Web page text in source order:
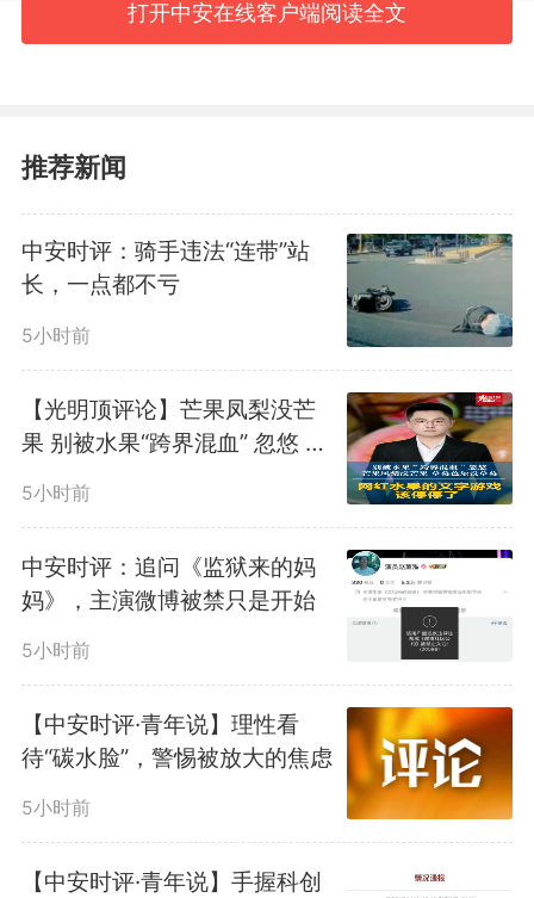
一位资历深厚的医生，本应是
诊疗台上的“定海神针”，却在与患
者面对面的关键时刻，被手机里的
声音“牵走了神”。这绝非偶然的医
疗差错，更像是一个时代隐喻：当
手机从便捷工具异化为“精神依
赖”，我们该如何守住专注的底
线？
手机的“越界”早已不是新鲜
事。有研究显示，即便在手术室这
打开中安在线客户端阅读全文
推荐新闻
中安时评：骑手违法“连带”站
长，一点都不亏
5小时前
【光明顶评论】芒果凤梨没芒
果 别被水果“跨界混血” 忽悠 网
5小时前
中安时评：追问《监狱来的妈
妈》，主演微博被禁只是开始
5小时前
【中安时评·青年说】理性看
待“碳水脸”，警惕被放大的焦虑
5小时前
【中安时评·青年说】手握科创